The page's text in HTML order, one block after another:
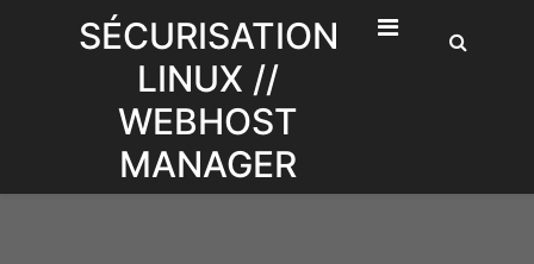
SÉCURISATION
LINUX //
WEBHOST
MANAGER